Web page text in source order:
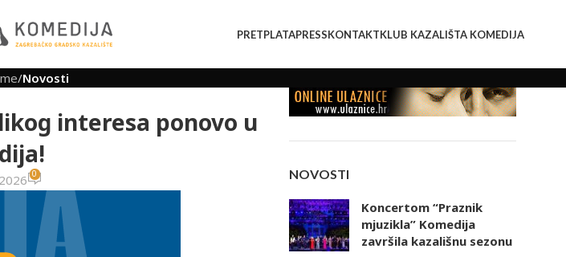
PRETPLATAPRESSKONTAKTKLUB KAZALIŠTA KOMEDIJA
/Novosti
interesa ponovo u
0 NOVOSTI
Koncertom “Praznik
mjuzikla” Komedija
završila kazališnu sezonu